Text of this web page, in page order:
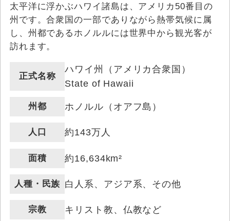
太平洋に浮かぶハワイ諸島は、アメリカ50番目の
州です。合衆国の一部でありながら熱帯気候に属
し、州都であるホノルルには世界中から観光客が
訪れます。
正式名称
ハワイ州（アメリカ合衆国）
State of Hawaii
州都 ホノルル（オアフ島）
人口 約143万人
面積 約16,634km²
人種・民族 白人系、アジア系、その他
宗教 キリスト教、仏教など